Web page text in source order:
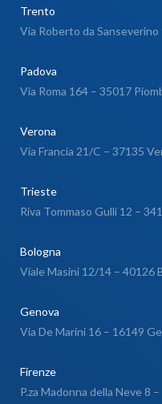
Trento
Via Roberto da
Padova
Via Roma 164 – 35017
Verona
Via Francia 21/C – 37135
Trieste
Riva Tommaso Gulli 12 –
Bologna
Viale Masini 12/14 – 40126
Genova
Via De Marini 16 – 16149
Firenze
P.za Madonna della Neve 8